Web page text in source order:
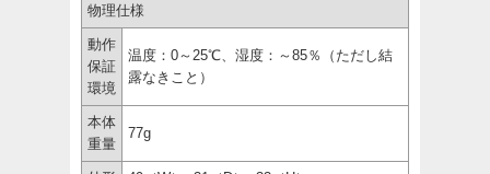
物理仕様
動作
保証
環境
温度：0～25℃、湿度：～85％（ただし結
露なきこと）
本体
重量
77g